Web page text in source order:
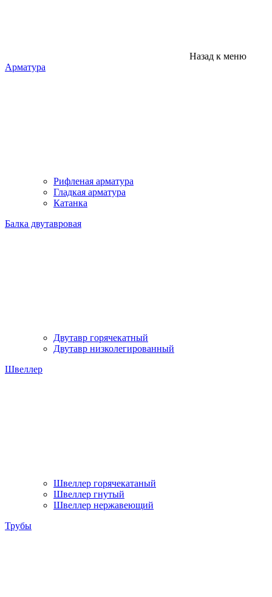
Назад к меню
Арматура
Рифленая арматура
Гладкая арматура
Катанка
Балка двутавровая
Двутавр горячекатный
Двутавр низколегированный
Швеллер
Швеллер горячекатаный
Швеллер гнутый
Швеллер нержавеющий
Трубы